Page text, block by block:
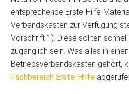
entsprechende Erste-Hilfe-
Verbandskästen zur Verfügung
Vorschrift 1). Diese sollten
zugänglich sein. Was alles in einen
Betriebsverbandskasten gehört,
Fachbereich Erste-Hilfe